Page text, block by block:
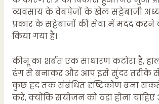
व्यवसाय के वेबपेजों के खेल सट्टेबाजी
प्रकार के सट्टेबाजों की सेवा में मदद करने
किया गया है।
कीनू का शर्बत एक साधारण कटोरा है,
ढंग से बनाकर और आप इसे सुंदर तरीके
कुछ हद तक संबंधित दृष्टिकोण बना
करें, क्योंकि संयोजन को ठंडा होना चाहिए